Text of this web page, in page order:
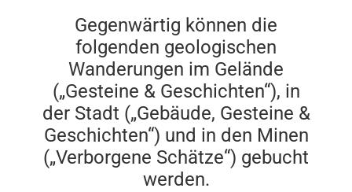
Gegenwärtig können die
folgenden geologischen
Wanderungen im Gelände
(„Gesteine & Geschichten“), in
der Stadt („Gebäude, Gesteine &
Geschichten“) und in den Minen
(„Verborgene Schätze“) gebucht
werden.